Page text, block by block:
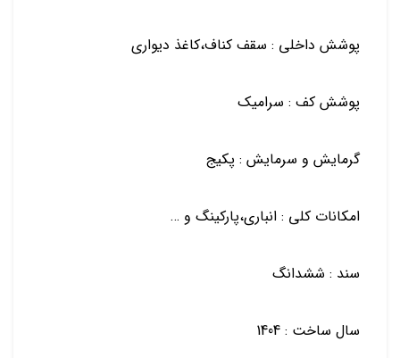
پوشش داخلی : سقف کناف،کاغذ دیواری
پوشش کف : سرامیک
گرمایش و سرمایش : پکیج
امکانات کلی : انباری،پارکینگ و …
سند : ششدانگ
سال ساخت : 1404